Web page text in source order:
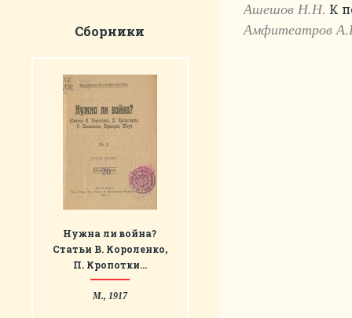
Сборники
Нужна ли война?
Статьи В. Короленко,
П. Кропотки…
М., 1917
Ашешов Н.Н. К
Амфитеатров